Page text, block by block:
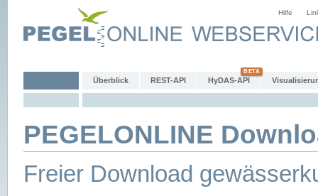
Hilfe
Überblick REST-API HyDAS-API
PEGELONLINE
Freier Download